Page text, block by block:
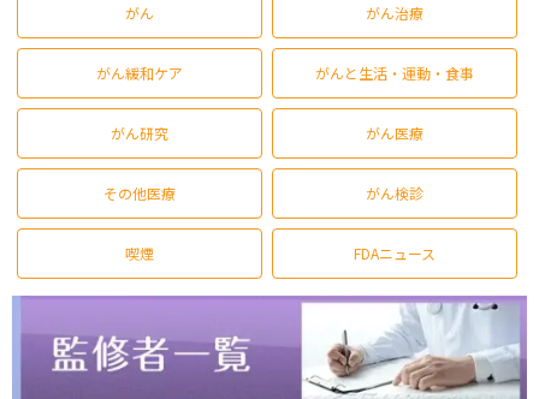
がん がん治療
がん緩和ケア がんと生活・運動・食事
がん研究 がん医療
その他医療 がん検診
喫煙 FDAニュース